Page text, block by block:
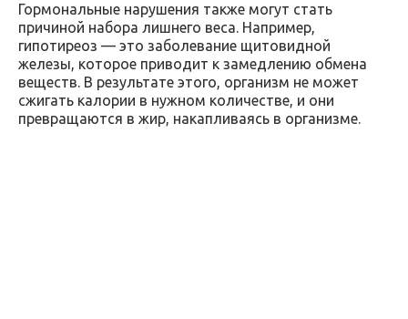
Гормональные нарушения также могут стать
причиной набора лишнего веса. Например,
гипотиреоз — это заболевание щитовидной
железы, которое приводит к замедлению обмена
веществ. В результате этого, организм не может
сжигать калории в нужном количестве, и они
превращаются в жир, накапливаясь в организме.